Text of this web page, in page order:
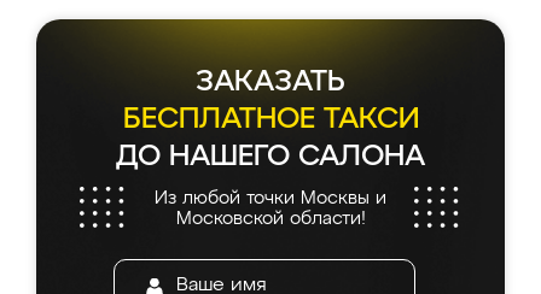
ЗАКАЗАТЬ
БЕСПЛАТНОЕ ТАКСИ
ДО НАШЕГО САЛОНА
Из любой точки Москвы и
Московской области!